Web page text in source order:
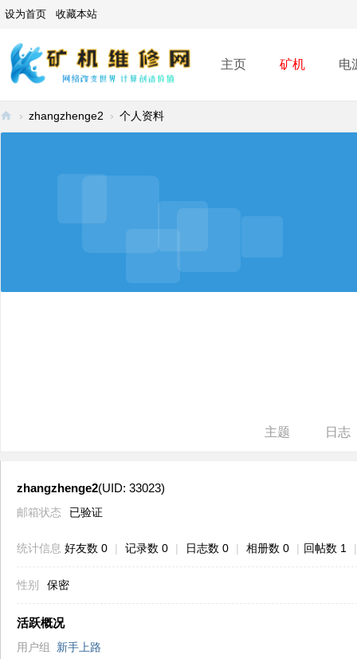
设为首页 收藏本站
主页 矿机 电
› zhangzhenge2 › 个人资料
主题 日志
zhangzhenge2(UID: 33023)
邮箱状态 已验证
统计信息 好友数 0 | 记录数 0 | 日志数 0 | 相册数 0 | 回帖数 1 |
性别 保密
活跃概况
用户组 新手上路